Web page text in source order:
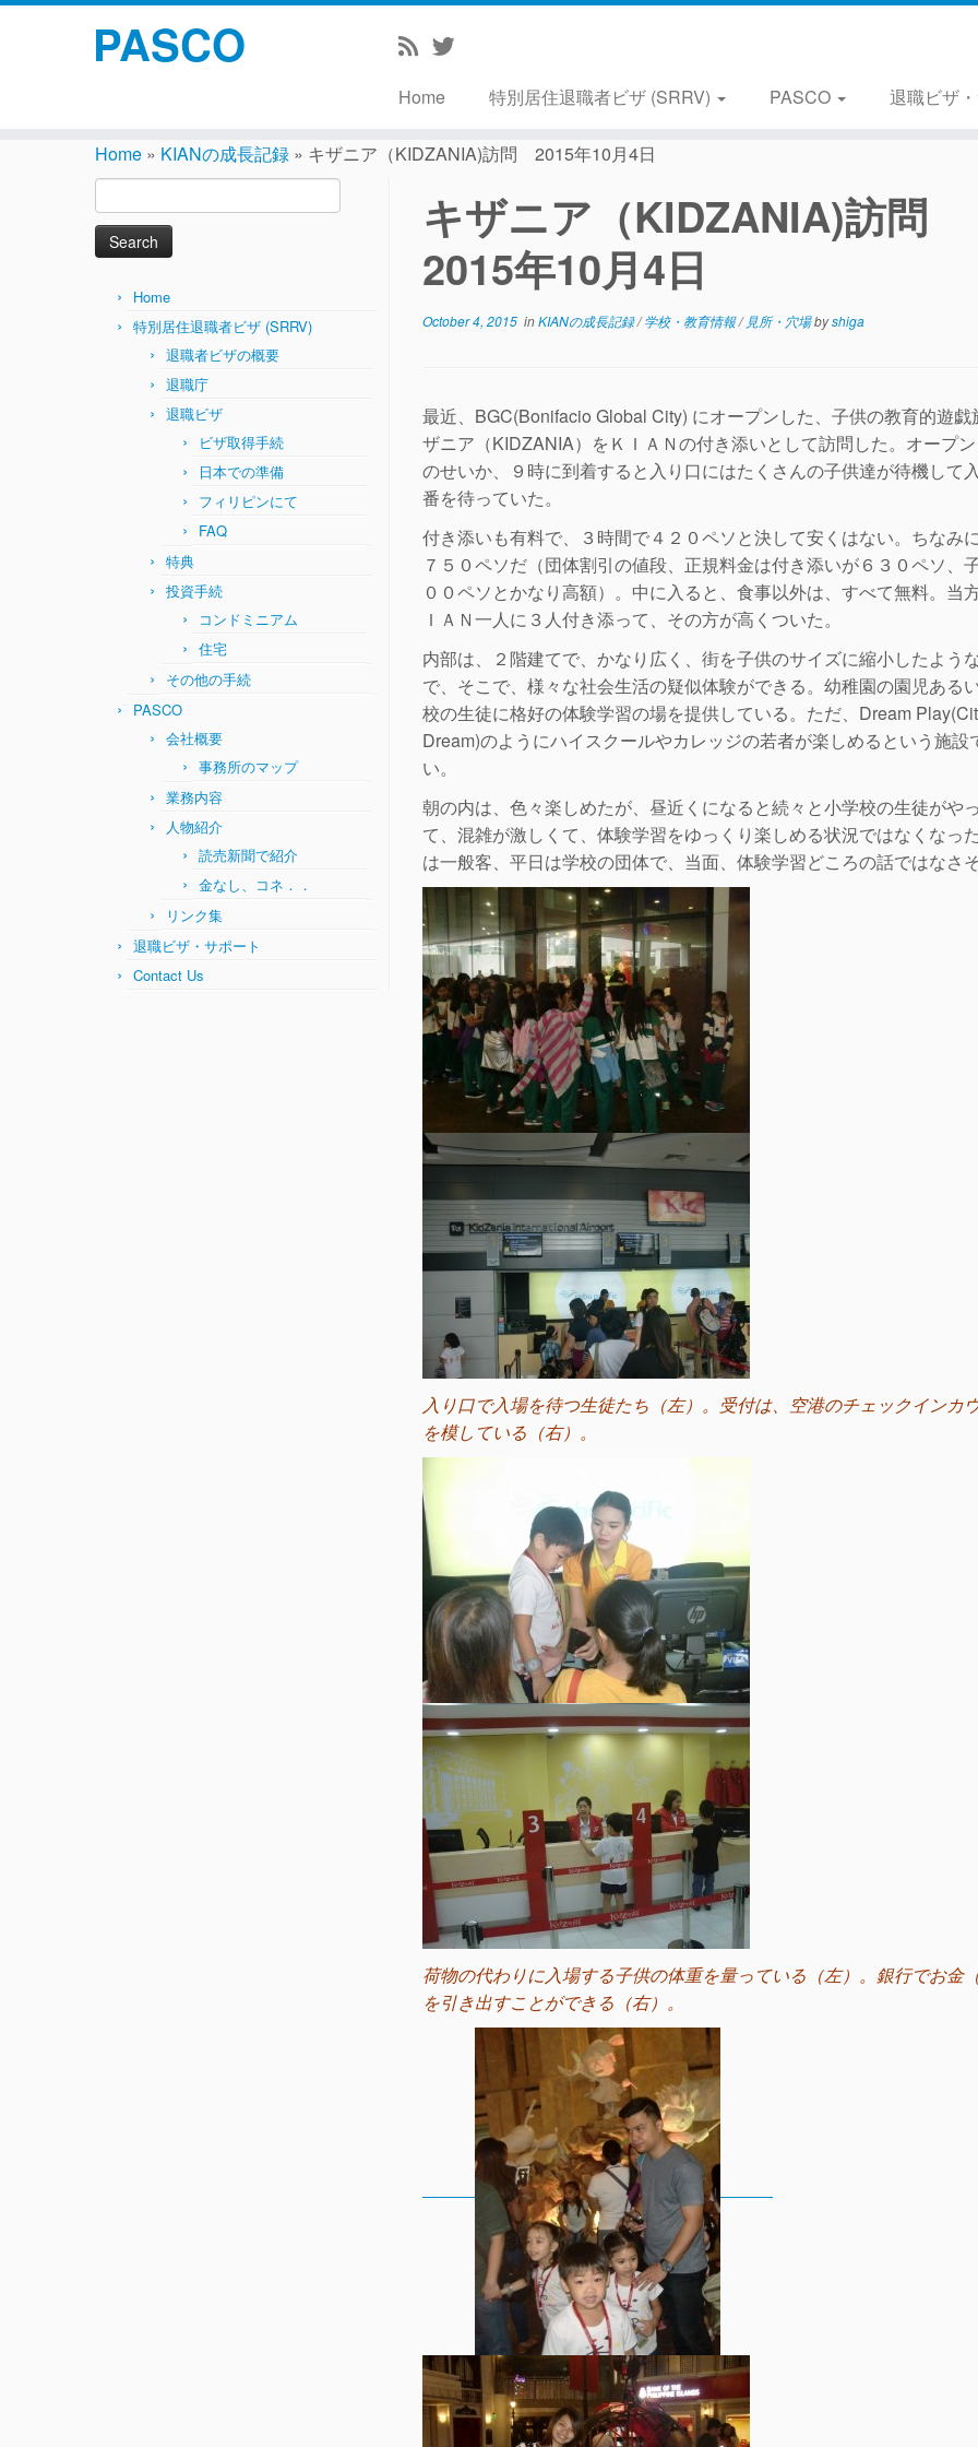
PASCO
Home 特別居住退職者ビザ (SRRV) PASCO 退職ビザ
Home » KIANの成長記録 » キザニア（KIDZANIA)訪問 2015年10月4日
for:
Home
特別居住退職者ビザ (SRRV)
退職者ビザの概要
退職庁
退職ビザ
ビザ取得手続
日本での準備
フィリピンにて
FAQ
特典
投資手続
コンドミニアム
住宅
その他の手続
PASCO
会社概要
事務所のマップ
業務内容
人物紹介
読売新聞で紹介
金なし、コネ．．
リンク集
退職ビザ・サポート
Contact Us
キザニア（KIDZANIA)訪問
2015年10月4日
October 4, 2015 inKIANの成長記録/学校・教育情報/ 見所・穴場byshiga
最近、BGC(Bonifacio Global City) にオープンした、子供の教育的遊戯
ザニア（KIDZANIA）をＫＩＡＮの付き添いとして訪問した。オープ
のせいか、９時に到着すると入り口にはたくさんの子供達が待機して
番を待っていた。
付き添いも有料で、３時間で４２０ペソと決して安くはない。ちなみ
７５０ペソだ（団体割引の値段、正規料金は付き添いが６３０ペソ、
００ペソとかなり高額）。中に入ると、食事以外は、すべて無料。当
ＩＡＮ一人に３人付き添って、その方が高くついた。
内部は、２階建てで、かなり広く、街を子供のサイズに縮小したよう
で、そこで、様々な社会生活の疑似体験ができる。幼稚園の園児ある
校の生徒に格好の体験学習の場を提供している。ただ、Dream
Dream)のようにハイスクールやカレッジの若者が楽しめるという施設
い。
朝の内は、色々楽しめたが、昼近くになると続々と小学校の生徒がや
て、混雑が激しくて、体験学習をゆっくり楽しめる状況ではなくなっ
は一般客、平日は学校の団体で、当面、体験学習どころの話ではなさ
入り口で入場を待つ生徒たち（左）。受付は、空港のチェックインカ
を模している（右）。
荷物の代わりに入場する子供の体重を量っている（左）。銀行でお金
を引き出すことができる（右）。